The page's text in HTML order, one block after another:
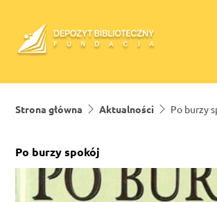
Strona główna Aktualności Po burzy
Po burzy spokój